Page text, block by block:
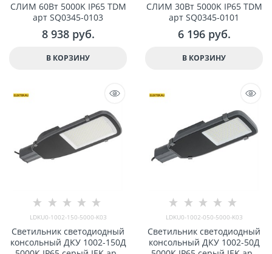
СЛИМ 60Вт 5000K IP65 TDM
арт SQ0345-0103
8 938 руб.
В КОРЗИНУ
СЛИМ 30Вт 5000K IP65 TDM
арт SQ0345-0101
6 196 руб.
В КОРЗИНУ
LDKU0-1002-150-5000-K03
Светильник светодиодный
консольный ДКУ 1002-150Д
LDKU0-1002-050-5000-K03
Светильник светодиодный
консольный ДКУ 1002-50Д